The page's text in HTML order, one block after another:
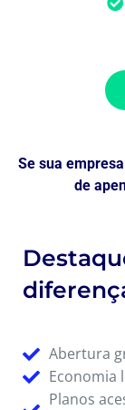
Se sua
de
Abertura
Economia
Planos